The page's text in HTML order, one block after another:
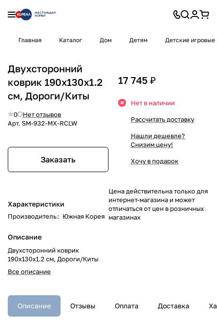
Главная Каталог Дом Детям Детские игровые
Двухсторонний
коврик 190x130x1.2
см, Дороги/Киты
0
Нет отзывов
Арт. SM-932-MX-RCLW
Заказать
Характеристики
Производитель: Южная Корея
Описание
Двухсторонний коврик
190x130x1.2 см, Дороги/Киты
Все описание
17 745 ₽
Нет в наличии
Рассчитать доставку
Нашли дешевле?
Снизим цену!
Хочу в подарок
Цена действительна только для
интернет-магазина и может
отличаться от цен в розничных
магазинах
Описание Отзывы Оплата Доставка